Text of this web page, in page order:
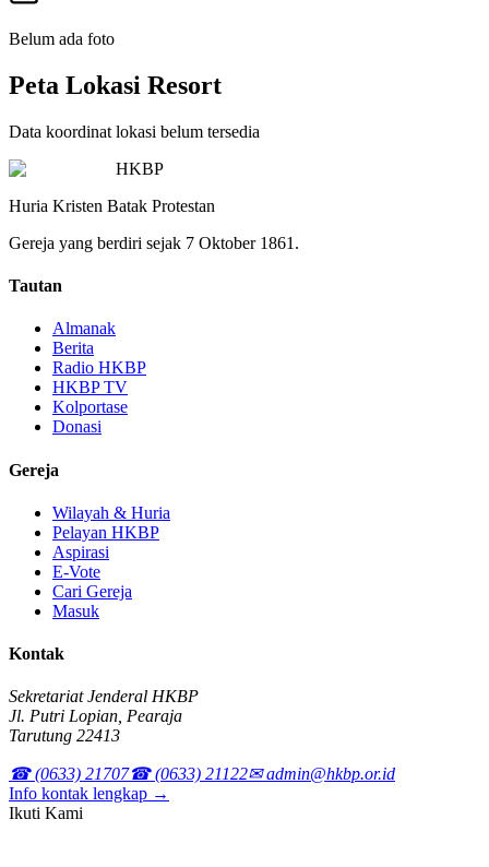
Belum ada foto
Peta Lokasi Resort
Data koordinat lokasi belum tersedia
HKBP
Huria Kristen Batak Protestan
Gereja yang berdiri sejak 7 Oktober 1861.
Tautan
Almanak
Berita
Radio HKBP
HKBP TV
Kolportase
Donasi
Gereja
Wilayah & Huria
Pelayan HKBP
Aspirasi
E-Vote
Cari Gereja
Masuk
Kontak
Sekretariat Jenderal HKBP
Jl. Putri Lopian, Pearaja
Tarutung 22413
☎ (0633) 21707☎ (0633) 21122✉ admin@hkbp.or.id
Info kontak lengkap →
Ikuti Kami